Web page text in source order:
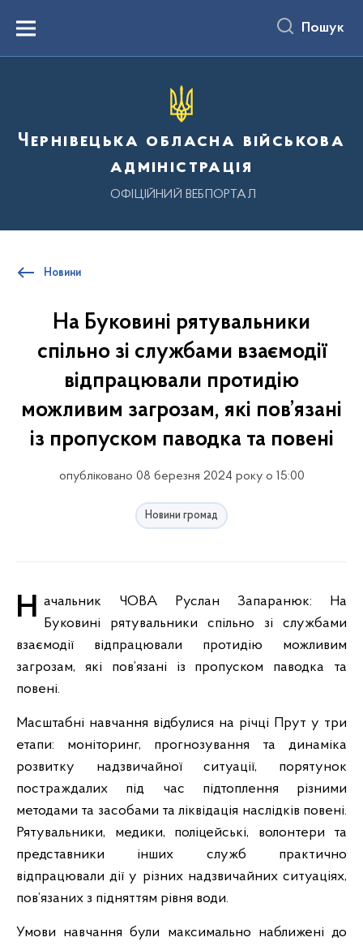
вмістуMenu Пошук
Чернівецька обласна військова
адміністрація
ОФІЦІЙНИЙ ВЕБПОРТАЛ
Новини
На Буковині рятувальники
спільно зі службами взаємодії
відпрацювали протидію
можливим загрозам, які пов’язані
із пропуском паводка та повені
опубліковано 08 березня 2024 року о 15:00
Новини громад
Начальник ЧОВА Руслан Запаранюк: На Буковині рятувальники спільно зі службами
взаємодії відпрацювали протидію можливим
загрозам, які пов’язані із пропуском паводка та
повені.
Масштабні навчання відбулися на річці Прут у три
етапи: моніторинг, прогнозування та динаміка
розвитку надзвичайної ситуації, порятунок
постраждалих під час підтоплення різними
методами та засобами та ліквідація наслідків повені.
Рятувальники, медики, поліцейські, волонтери та
представники інших служб практично
відпрацювали дії у різних надзвичайних ситуаціях,
пов’язаних з підняттям рівня води.
Умови навчання були максимально наближені до